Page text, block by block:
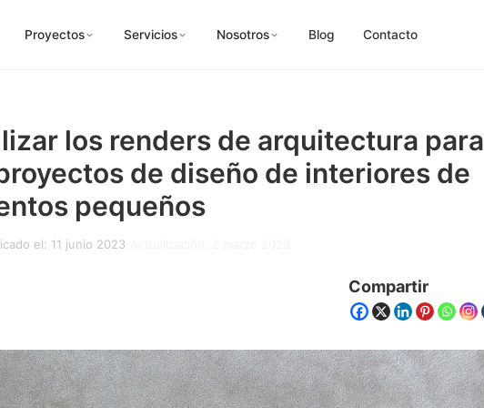
Proyectos Servicios Nosotros Blog Contacto
los renders de arquitectura para
de diseño de interiores de
pequeños
el: 11 junio 2023
Compartir